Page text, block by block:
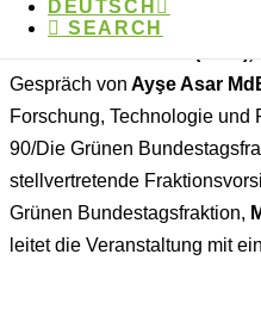
DEUTSCH
SEARCH
Christina Reinhardt
Gespräch von Ayşe Asar
Forschung, Technologie und
90/Die Grünen
stellvertretende
Grünen Bundestagsfraktion,
leitet die Veranstaltung mit